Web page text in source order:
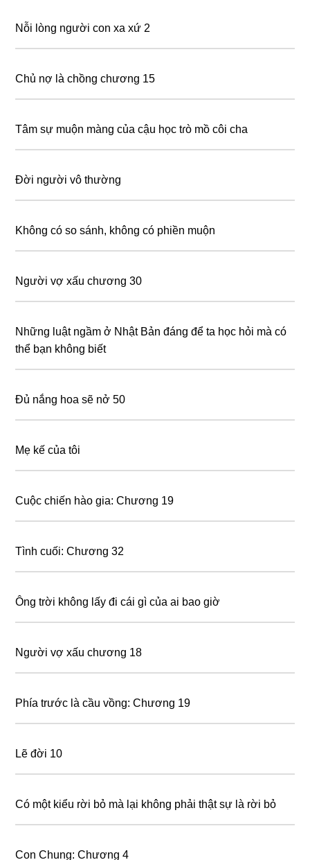
Nỗi lòng người con xa xứ 2
Chủ nợ là chồng chương 15
Tâm sự muộn màng của cậu học tɾò mồ côi cha
Đời người vô thường
Không có so sánh, không có phiền muộn
Người vợ xấu chương 30
Những luật ngầm ở Nhật Bản đáng để ta học hỏi mà có
thể bạn không biết
Đủ nắng hoa sẽ nở 50
Mẹ kế của tôi
Cuộc chiến hào gia: Chương 19
Tình cuối: Chương 32
Ông trời không lấy đi cái gì của ai bao giờ
Người vợ xấu chương 18
Phía trước là cầu vồng: Chương 19
Lẽ đời 10
Có một kiểu rời bỏ mà lại không phải thật sự là rời bỏ
Con Chung: Chương 4